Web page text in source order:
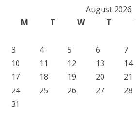
August 2026
M
T W T
3
4 5 6 7
10
11 12 13 14
17
18 19 20 21
24
25 26 27 28
31